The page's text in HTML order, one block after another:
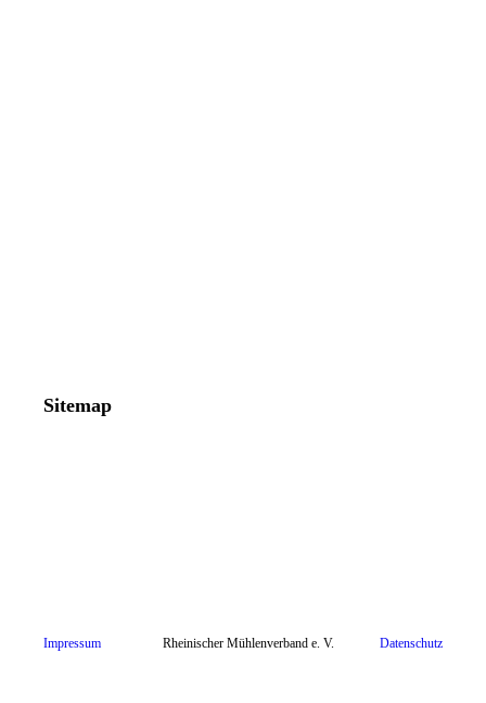
Sitemap
Impressum Rheinischer Mühlenverband e. V. Datenschutz